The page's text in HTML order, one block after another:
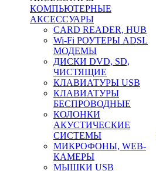
КОМПЬЮТЕРНЫЕ
АКСЕССУАРЫ
CARD READER, HUB
Wi-Fi РОУТЕРЫ ADSL
МОДЕМЫ
ДИСКИ DVD, SD,
ЧИСТЯЩИЕ
КЛАВИАТУРЫ USB
КЛАВИАТУРЫ
БЕСПРОВОДНЫЕ
КОЛОНКИ
АКУСТИЧЕСКИЕ
СИСТЕМЫ
МИКРОФОНЫ, WEB-
КАМЕРЫ
МЫШКИ USB